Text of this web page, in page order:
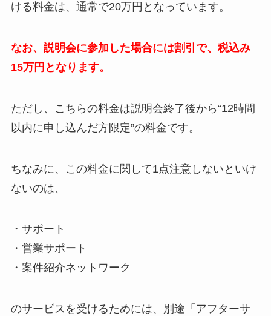
ける料金は、通常で20万円となっています。
なお、説明会に参加した場合には割引で、税込み
15万円となります。
ただし、こちらの料金は説明会終了後から“12時間
以内に申し込んだ方限定”の料金です。
ちなみに、この料金に関して1点注意しないといけ
ないのは、
・サポート
・営業サポート
・案件紹介ネットワーク
のサービスを受けるためには、別途「アフターサ